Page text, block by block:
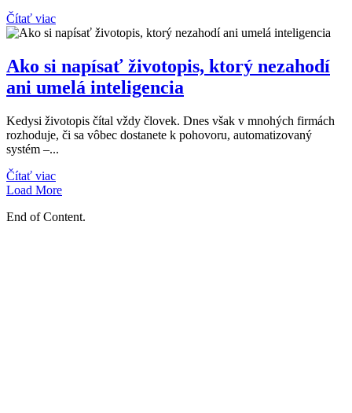
Čítať viac
Ako si napísať životopis, ktorý nezahodí
ani umelá inteligencia
Kedysi životopis čítal vždy človek. Dnes však v mnohých firmách
rozhoduje, či sa vôbec dostanete k pohovoru, automatizovaný
systém –...
Čítať viac
Load More
End of Content.